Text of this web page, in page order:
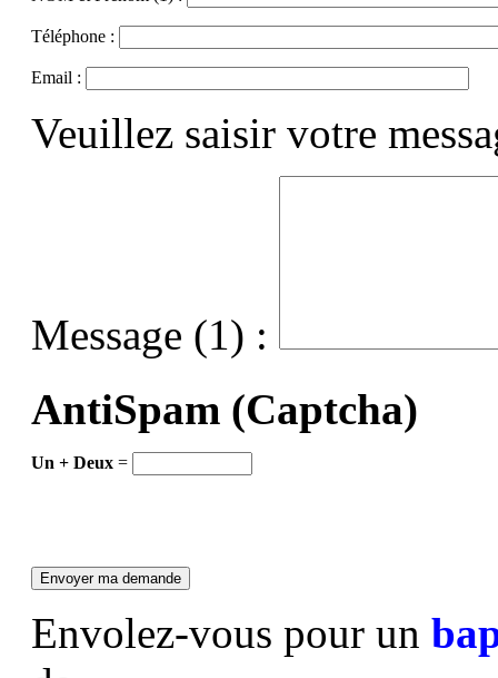
Téléphone :
Email :
Veuillez saisir votre
Message (1) :
AntiSpam (Captcha)
Un + Deux =
Envolez-vous pour un